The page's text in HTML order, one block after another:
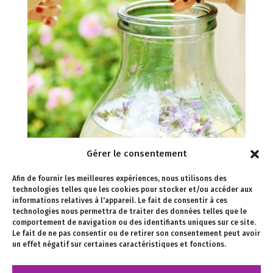
Gérer le consentement
Afin de fournir les meilleures expériences, nous utilisons des
technologies telles que les cookies pour stocker et/ou accéder aux
informations relatives à l'appareil. Le fait de consentir à ces
technologies nous permettra de traiter des données telles que le
comportement de navigation ou des identifiants uniques sur ce site.
Le fait de ne pas consentir ou de retirer son consentement peut avoir
un effet négatif sur certaines caractéristiques et fonctions.
Douces Angevines
Douces Angevines Direction artistique Laure MAUD
Webdesign & développement Olivier HAINAUT
Photographies & retouches Laure MAUD Gestion de
projet Laure MAUD Les créations graphiques du site
alternatives des...